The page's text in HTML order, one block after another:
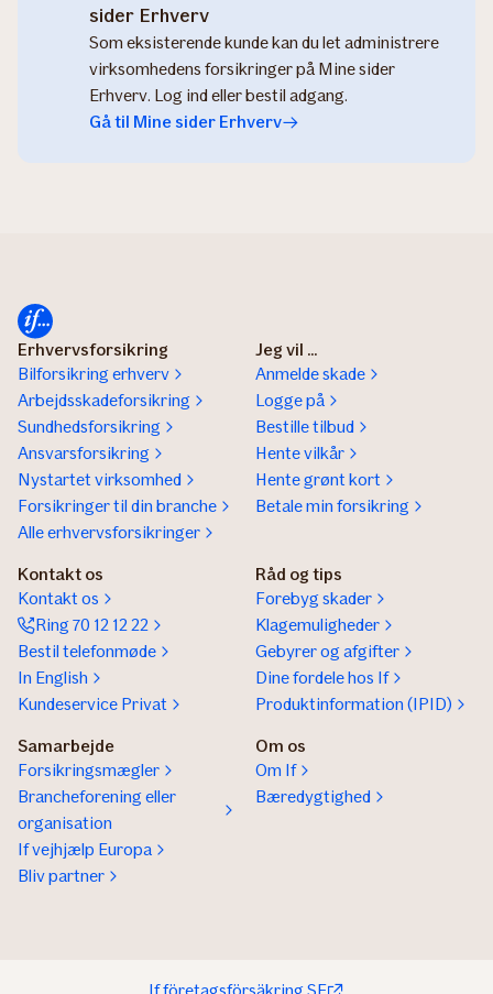
sider Erhverv
Som eksisterende kunde kan du let administrere
virksomhedens forsikringer på Mine sider
Erhverv. Log ind eller bestil adgang.
Gå til Mine sider Erhverv
Erhvervsforsikring
Bilforsikring erhverv
Arbejdsskadeforsikring
Sundhedsforsikring
Ansvarsforsikring
Nystartet virksomhed
Forsikringer til din branche
Alle erhvervsforsikringer
Jeg vil ...
Anmelde skade
Logge på
Bestille tilbud
Hente vilkår
Hente grønt kort
Betale min forsikring
Kontakt os
Kontakt os
Ring 70 12 12 22
Bestil telefonmøde
In English
Kundeservice Privat
Råd og tips
Forebyg skader
Klagemuligheder
Gebyrer og afgifter
Dine fordele hos If
Produktinformation (IPID)
Samarbejde
Forsikringsmægler
Brancheforening eller
organisation
If vejhjælp Europa
Bliv partner
Om os
Om If
Bæredygtighed